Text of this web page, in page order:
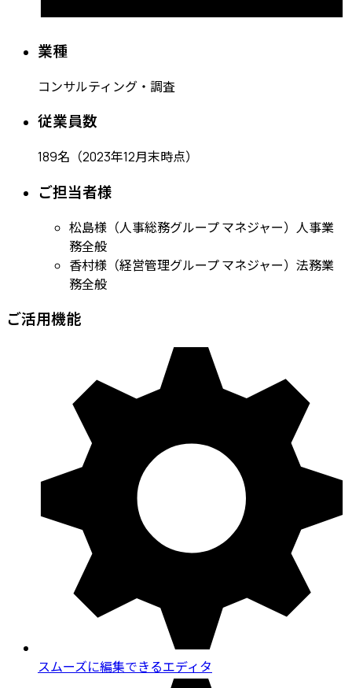
業種
コンサルティング・調査
従業員数
189名（2023年12月末時点）
ご担当者様
松島様（人事総務グループ マネジャー）人事業
務全般
香村様（経営管理グループ マネジャー）法務業
務全般
ご活用機能
スムーズに編集できるエディタ